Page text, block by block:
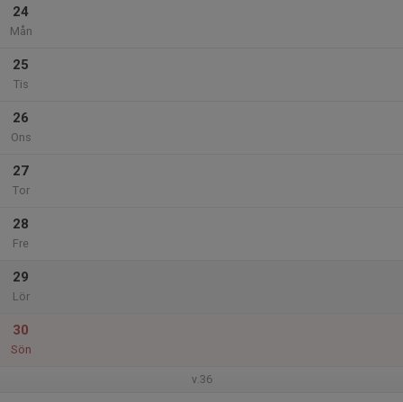
24
Mån
25
Tis
26
Ons
27
Tor
28
Fre
29
Lör
30
Sön
v.36